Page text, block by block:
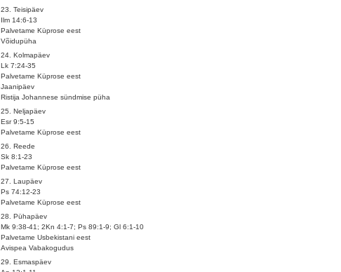
23. Teisipäev
Ilm 14:6-13
Palvetame Küprose eest
Võidupüha
24. Kolmapäev
Lk 7:24-35
Palvetame Küprose eest
Jaanipäev
Ristija Johannese sündmise püha
25. Neljapäev
Esr 9:5-15
Palvetame Küprose eest
26. Reede
Sk 8:1-23
Palvetame Küprose eest
27. Laupäev
Ps 74:12-23
Palvetame Küprose eest
28. Pühapäev
Mk 9:38-41; 2Kn 4:1-7; Ps 89:1-9; Gl 6:1-10
Palvetame Usbekistani eest
Avispea Vabakogudus
29. Esmaspäev